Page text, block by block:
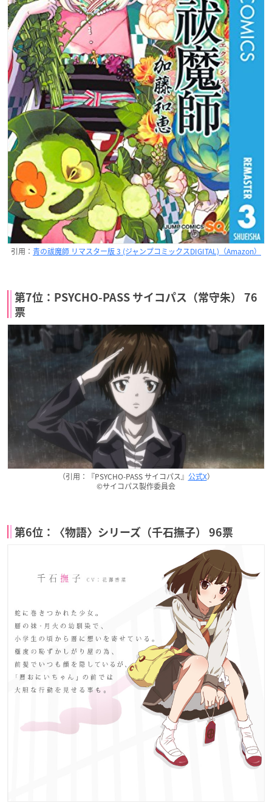
引用： 青の祓魔師 リマスター版 3 (ジャンプコミックスDIGITAL)（Amazon）
第7位：PSYCHO-PASS サイコパス（常守朱） 76
票
（引用：『PSYCHO-PASS サイコパス』 公式X）
©サイコパス製作委員会
第6位：〈物語〉シリーズ（千石撫子） 96票